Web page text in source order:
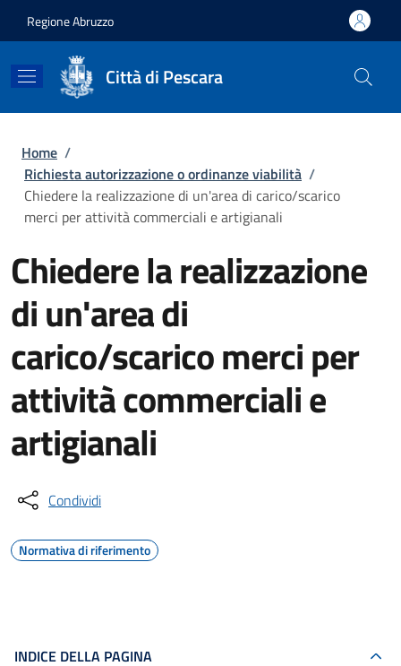
Regione Abruzzo
Città di Pescara
Briciole di pane
Home /
Richiesta autorizzazione o ordinanze viabilità /
Chiedere la realizzazione di un'area di carico/scarico
merci per attività commerciali e artigianali
Chiedere la realizzazione
di un'area di
carico/scarico merci per
attività commerciali e
artigianali
Condividi
Normativa di riferimento
INDICE DELLA PAGINA